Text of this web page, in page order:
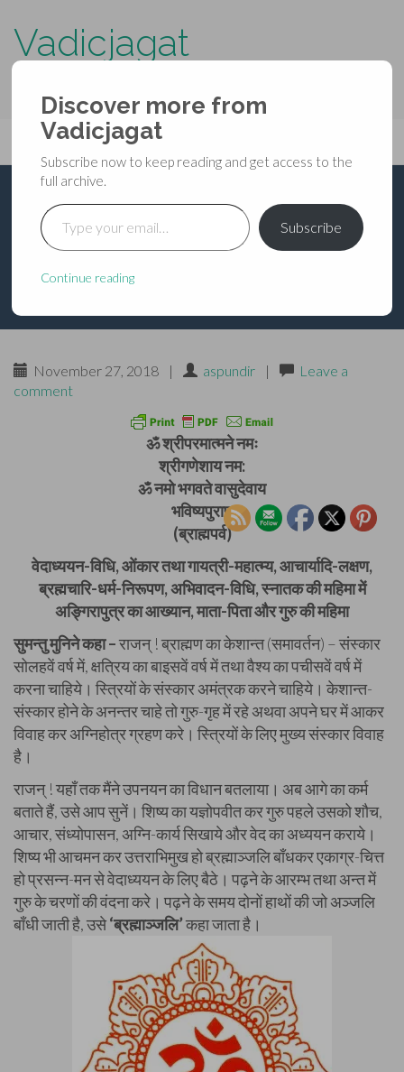
Vadicjagat
Primary
Menu
content
Vadicjagat
भविष्यपुराण – ब्राह्म पर्व –
अध्याय ४
November 27, 2018 | aspundir |
Leave a
comment
ॐ श्रीपरमात्मने नमः
श्रीगणेशाय नम:
ॐ नमो भगवते वासुदेवाय
भविष्यपुराण
(ब्राह्मपर्व)
वेदाध्ययन-विधि, ओंकार तथा गायत्री-महात्म्य, आचार्यादि-लक्षण,
ब्रह्मचारि-धर्म-निरूपण, अभिवादन-विधि, स्नातक की महिमा में
अङ्गिरापुत्र का आख्यान, माता-पिता और गुरु की महिमा
सुमन्तु मुनिने कहा –राजन् ! ब्राह्मण का केशान्त (समावर्तन) – संस्कार
सोलहवें वर्ष में, क्षत्रिय का बाइसवें वर्ष में तथा वैश्य का पचीसवें वर्ष में
करना चाहिये। स्त्रियों के संस्कार अमंत्रक करने चाहिये। केशान्त-
संस्कार होने के अनन्तर चाहे तो गुरु-गृह में रहे अथवा अपने घर में आकर
विवाह कर अग्निहोत्र ग्रहण करे। स्त्रियों के लिए मुख्य संस्कार विवाह
है।
राजन् ! यहाँ तक मैंने उपनयन का विधान बतलाया। अब आगे का कर्म
बताते हैं, उसे आप सुनें। शिष्य का यज्ञोपवीत कर गुरु पहले उसको शौच,
आचार, संध्योपासन, अग्नि-कार्य सिखाये और वेद का अध्ययन कराये।
शिष्य भी आचमन कर उत्तराभिमुख हो ब्रह्माञ्जलि बाँधकर एकाग्र-चित्त
हो प्रसन्न-मन से वेदाध्ययन के लिए बैठे। पढ़ने के आरम्भ तथा अन्त में
गुरु के चरणों की वंदना करे। पढ़ने के समय दोनों हाथों की जो अञ्जलि
बाँधी जाती है, उसे‘ब्रह्माञ्जलि’कहा जाता है।
Discover more from
Vadicjagat
Subscribe now to keep reading and get access to the
full archive.
Type your email…
Subscribe
Continue reading